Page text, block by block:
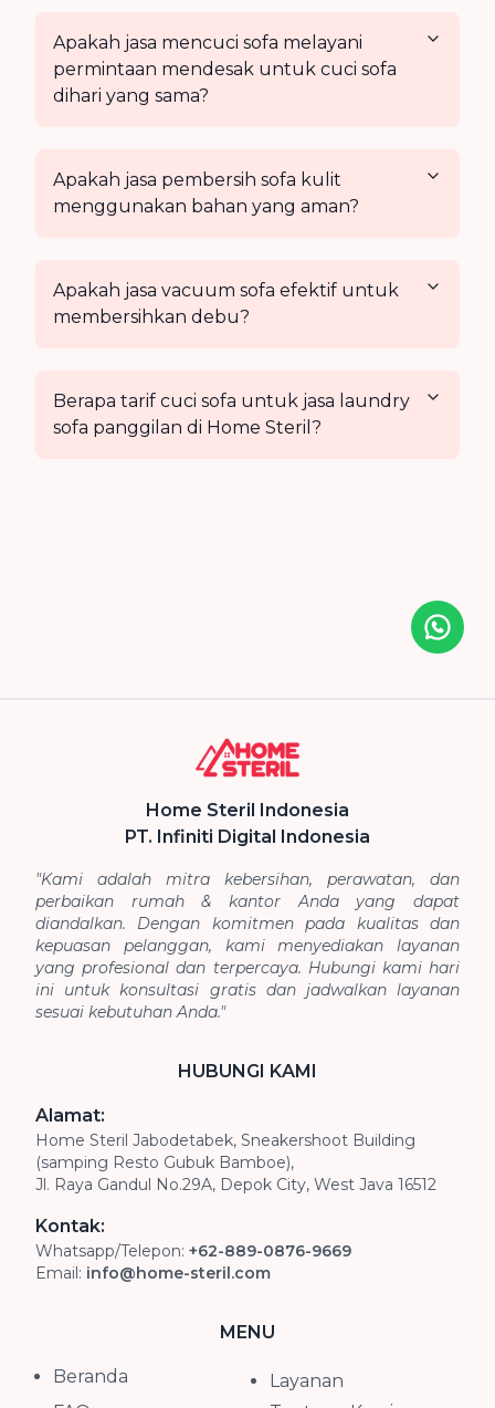
Apakah jasa mencuci sofa melayani
permintaan mendesak untuk cuci sofa
dihari yang sama?
Apakah jasa pembersih sofa kulit
menggunakan bahan yang aman?
Apakah jasa vacuum sofa efektif untuk
membersihkan debu?
Berapa tarif cuci sofa untuk jasa laundry
sofa panggilan di Home Steril?
Icon
Home Steril Indonesia
PT. Infiniti Digital Indonesia
"Kami adalah mitra kebersihan, perawatan, dan
perbaikan rumah & kantor Anda yang dapat
diandalkan. Dengan komitmen pada kualitas dan
kepuasan pelanggan, kami menyediakan layanan
yang profesional dan terpercaya. Hubungi kami hari
ini untuk konsultasi gratis dan jadwalkan layanan
sesuai kebutuhan Anda."
HUBUNGI KAMI
Alamat:
Home Steril Jabodetabek, Sneakershoot Building
(samping Resto Gubuk Bamboe),
Jl. Raya Gandul No.29A, Depok City, West Java 16512
Kontak:
Whatsapp/Telepon: +62-889-0876-9669
Email: info@home-steril.com
MENU
Beranda
Layanan